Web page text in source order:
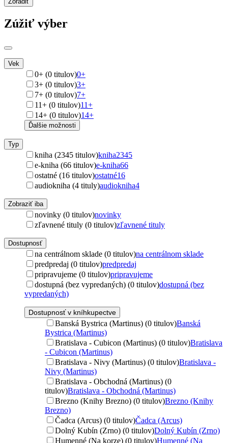
Zúžiť výber
Vek
0+ (0 titulov)0+
3+ (0 titulov)3+
7+ (0 titulov)7+
11+ (0 titulov)11+
14+ (0 titulov)14+
Ďalšie možnosti
Typ
kniha (2345 titulov)kniha2345
e-kniha (66 titulov)e-kniha66
ostatné (16 titulov)ostatné16
audiokniha (4 tituly)audiokniha4
Zobraziť iba
novinky (0 titulov)novinky
zľavnené tituly (0 titulov)zľavnené tituly
Dostupnosť
na centrálnom sklade (0 titulov)na centrálnom sklade
predpredaj (0 titulov)predpredaj
pripravujeme (0 titulov)pripravujeme
dostupná (bez vypredaných) (0 titulov)dostupná (bez
vypredaných)
Dostupnosť v kníhkupectve
Banská Bystrica (Martinus) (0 titulov)Banská
Bystrica (Martinus)
Bratislava - Cubicon (Martinus) (0 titulov)Bratislava
- Cubicon (Martinus)
Bratislava - Nivy (Martinus) (0 titulov)Bratislava -
Nivy (Martinus)
Bratislava - Obchodná (Martinus) (0
titulov)Bratislava - Obchodná (Martinus)
Brezno (Knihy Brezno) (0 titulov)Brezno (Knihy
Brezno)
Čadca (Arcus) (0 titulov)Čadca (Arcus)
Dolný Kubín (Zrno) (0 titulov)Dolný Kubín (Zrno)
Humenné (Na korze) (0 titulov)Humenné (Na